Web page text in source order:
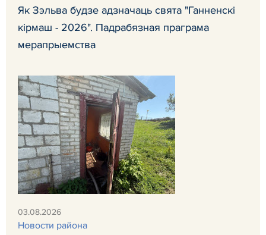
Як Зэльва будзе адзначаць свята "Ганненскі
кірмаш - 2026". Падрабязная праграма
мерапрыемства
03.08.2026
Новости района